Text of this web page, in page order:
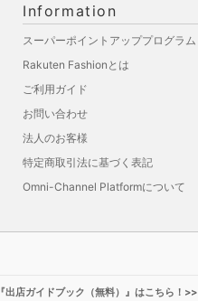
Information
スーパーポイントアッププログラム
Rakuten Fashionとは
ご利用ガイド
お問い合わせ
法人のお客様
特定商取引法に基づく表記
Omni-Channel Platformについて
出店ガイドブック（無料）』はこちら！>>